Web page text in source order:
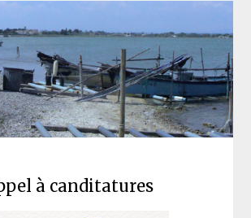
à canditatures